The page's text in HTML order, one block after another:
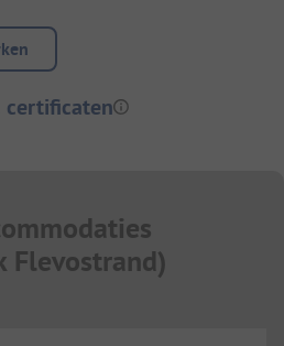
certificaten
Flevostrand)